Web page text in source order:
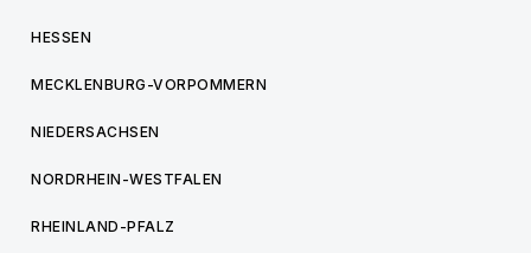
HESSEN
MECKLENBURG-VORPOMMERN
NIEDERSACHSEN
NORDRHEIN-WESTFALEN
RHEINLAND-PFALZ